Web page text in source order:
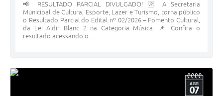
📢 RESULTADO PARCIAL DIVULGADO! 🆙 A Secretaria
Municipal de Cultura, Esporte, Lazer e Turismo, torna público
o Resultado Parcial do Edital nº 02/2026 – Fomento Cultural,
da Lei Aldir Blanc 2 na Categoria Música. 📌 Confira o
resultado acessando o...
ABR
07